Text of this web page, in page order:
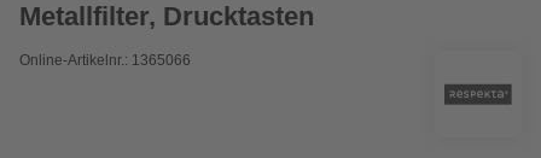
Metallfilter, Drucktasten
Online-Artikelnr.: 1365066